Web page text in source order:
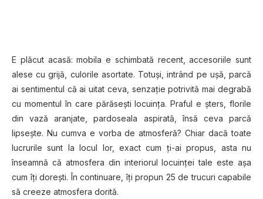
E plăcut acasă: mobila e schimbată recent, accesoriile sunt
alese cu grijă, culorile asortate. Totuşi, intrând pe uşă, parcă
ai sentimentul că ai uitat ceva, senzaţie potrivită mai degrabă
cu momentul în care părăseşti locuinţa. Praful e şters, florile
din vază aranjate, pardoseala aspirată, însă ceva parcă
lipseşte. Nu cumva e vorba de atmosferă? Chiar dacă toate
lucrurile sunt la locul lor, exact cum ţi-ai propus, asta nu
înseamnă că atmosfera din interiorul locuinţei tale este aşa
cum îţi doreşti. În continuare, îţi propun 25 de trucuri capabile
să creeze atmosfera dorită.